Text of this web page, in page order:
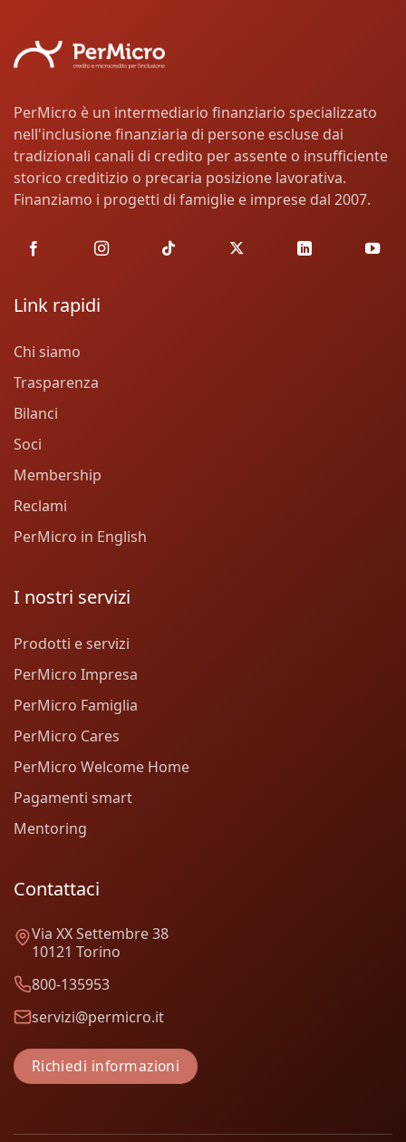
PerMicro è un intermediario finanziario specializzato
nell'inclusione finanziaria di persone escluse dai
tradizionali canali di credito per assente o insufficiente
storico creditizio o precaria posizione lavorativa.
Finanziamo i progetti di famiglie e imprese dal 2007.
Link rapidi
Chi siamo
Trasparenza
Bilanci
Soci
Membership
Reclami
PerMicro in English
I nostri servizi
Prodotti e servizi
PerMicro Impresa
PerMicro Famiglia
PerMicro Cares
PerMicro Welcome Home
Pagamenti smart
Mentoring
Contattaci
Via XX Settembre 38
10121 Torino
800-135953
servizi@permicro.it
Richiedi informazioni